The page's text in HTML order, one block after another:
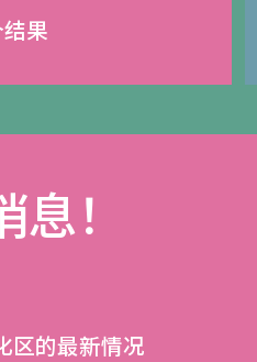
结果
！
区的最新情况